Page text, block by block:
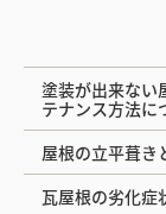
塗装が出来ない
テナンス方法に
屋根の立平葺き
瓦屋根の劣化症